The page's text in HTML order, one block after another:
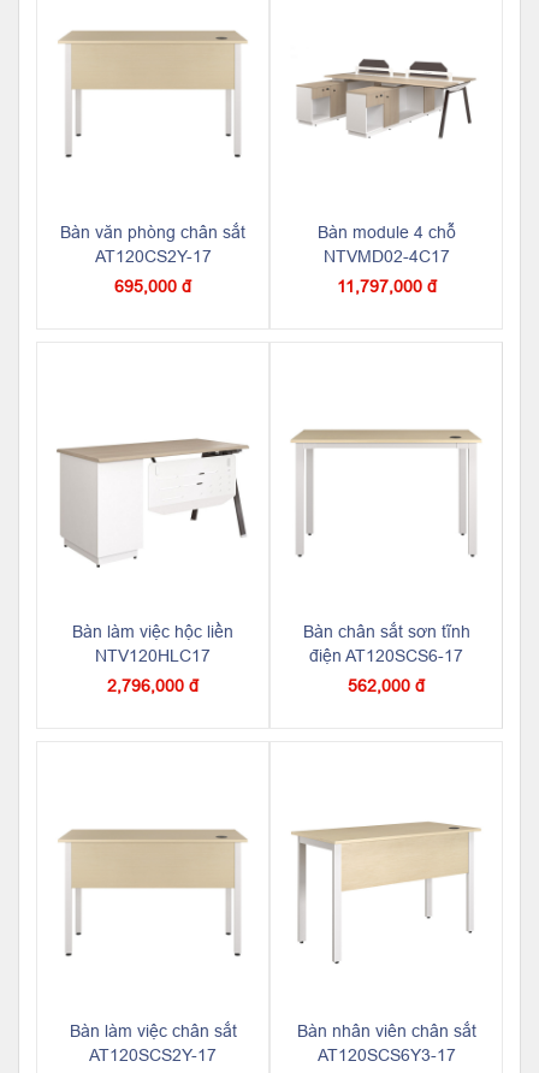
Bàn văn phòng chân sắt
AT120CS2Y-17
695,000 đ
Bàn module 4 chỗ
NTVMD02-4C17
11,797,000 đ
Bàn làm việc hộc liền
NTV120HLC17
2,796,000 đ
Bàn chân sắt sơn tĩnh
điện AT120SCS6-17
562,000 đ
Bàn làm việc chân sắt
AT120SCS2Y-17
Bàn nhân viên chân sắt
AT120SCS6Y3-17